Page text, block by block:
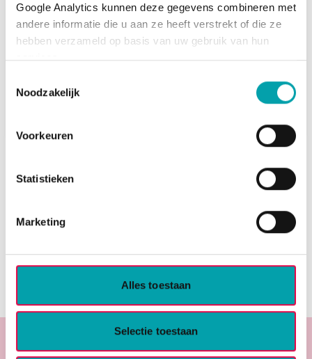
Google Analytics kunnen deze gegevens combineren met
andere informatie die u aan ze heeft verstrekt of die ze
hebben verzameld op basis van uw gebruik van hun
services.
Noodzakelijk
Voorkeuren
Statistieken
Marketing
Alles toestaan
Selectie toestaan
Belangrijk: zorg dat je gegevens
altijd kloppen!
Verandert je inkomen, mailadres of telefoonnummer?
Of het aantal personen met wie je in huis woont? Pas je
inschrijving dan aan. Zo voorkom je dat je een huis
misloopt. Of dat je een huis krijgt aangeboden dat je
Let op: zoek jij een huis in de gemeente